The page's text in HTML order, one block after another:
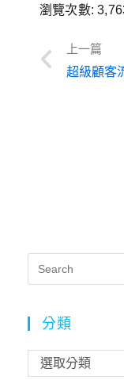
瀏覽次數:
上一篇
分類
選取分類